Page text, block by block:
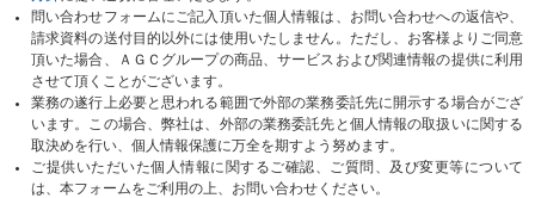
問い合わせフォームにご記入頂いた個人情報は、お問い合わせへの返信や、
請求資料の送付目的以外には使用いたしません。ただし、お客様よりご同意
頂いた場合、ＡＧＣグループの商品、サービスおよび関連情報の提供に利用
させて頂くことがございます。
業務の遂行上必要と思われる範囲で外部の業務委託先に開示する場合がござ
います。この場合、弊社は、外部の業務委託先と個人情報の取扱いに関する
取決めを行い、個人情報保護に万全を期すよう努めます。
ご提供いただいた個人情報に関するご確認、ご質問、及び変更等について
は、本フォームをご利用の上、お問い合わせください。